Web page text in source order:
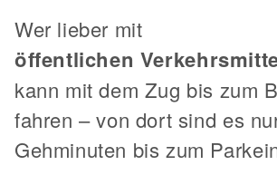
Wer lieber mit
öffentlichen
kann mit dem Zug bis zum
fahren – von dort sind es
Gehminuten bis zum